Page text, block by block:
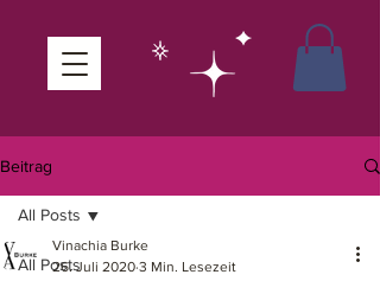
Beitrag
All Posts
All Posts
Vinachia Burke
26. Juli 2020 3 Min. Lesezeit